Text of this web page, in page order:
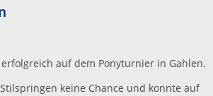
auf dem Ponyturnier in Gahlen.
keine Chance und konnte auf